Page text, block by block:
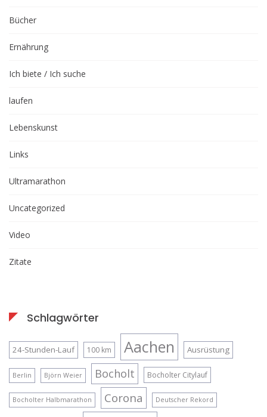
Bücher
Ernährung
Ich biete / Ich suche
laufen
Lebenskunst
Links
Ultramarathon
Uncategorized
Video
Zitate
Schlagwörter
24-Stunden-Lauf 100 km Aachen Ausrüstung
Berlin Björn Weier Bocholt Bocholter Citylauf
Bocholter Halbmarathon Corona Deutscher Rekord